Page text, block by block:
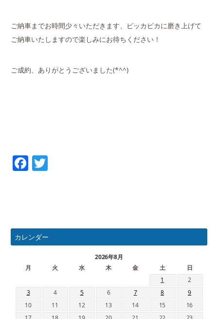
ご納車までお時間少々いただきます、ピッカピカに磨き上げて
ご納車いたしますので楽しみにお待ちください！
ご成約、ありがとうございました(*^^)
Facebook
カレンダー
2026年8月
月
火 水 木 金 土
日
1
2
3
4 5 6 7 8
9
10
11 12 13 14 15
16